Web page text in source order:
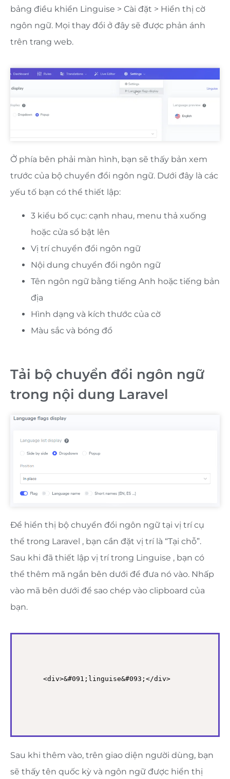
bảng điều khiển Linguise > Cài đặt > Hiển thị cờ
ngôn ngữ. Mọi thay đổi ở đây sẽ được phản ánh
trên trang web.
Ở phía bên phải màn hình, bạn sẽ thấy bản xem
trước của bộ chuyển đổi ngôn ngữ. Dưới đây là các
yếu tố bạn có thể thiết lập:
3 kiểu bố cục: cạnh nhau, menu thả xuống
hoặc cửa sổ bật lên
Vị trí chuyển đổi ngôn ngữ
Nội dung chuyển đổi ngôn ngữ
Tên ngôn ngữ bằng tiếng Anh hoặc tiếng bản
địa
Hình dạng và kích thước của cờ
Màu sắc và bóng đổ
Tải bộ chuyển đổi ngôn ngữ
trong nội dung Laravel
Để hiển thị bộ chuyển đổi ngôn ngữ tại vị trí cụ
thể trong Laravel , bạn cần đặt vị trí là “Tại chỗ”.
Sau khi đã thiết lập vị trí trong Linguise , bạn có
thể thêm mã ngắn bên dưới để đưa nó vào. Nhấp
vào mã bên dưới để sao chép vào clipboard của
bạn.
<div>&#091;linguise&#093;</div>
Sau khi thêm vào, trên giao diện người dùng, bạn
sẽ thấy tên quốc kỳ và ngôn ngữ được hiển thị